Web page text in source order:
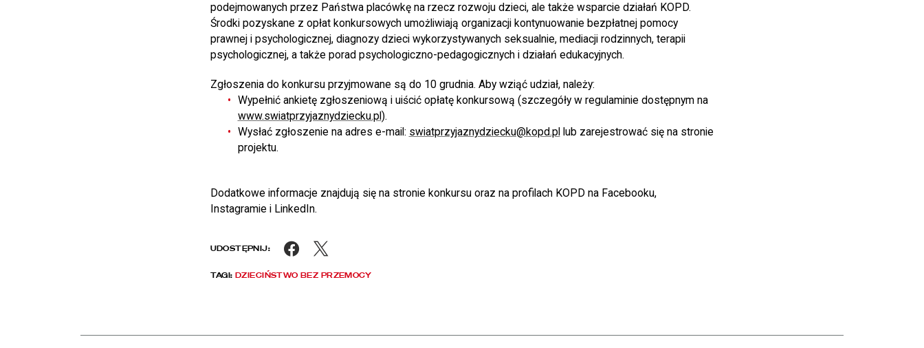
podejmowanych przez Państwa placówkę na rzecz rozwoju dzieci, ale także wsparcie działań KOPD.
Środki pozyskane z opłat konkursowych umożliwiają organizacji kontynuowanie bezpłatnej pomocy
prawnej i psychologicznej, diagnozy dzieci wykorzystywanych seksualnie, mediacji rodzinnych, terapii
psychologicznej, a także porad psychologiczno-pedagogicznych i działań edukacyjnych.
Zgłoszenia do konkursu przyjmowane są do 10 grudnia. Aby wziąć udział, należy:
Wypełnić ankietę zgłoszeniową i uiścić opłatę konkursową (szczegóły w regulaminie dostępnym na
www.swiatprzyjaznydziecku.pl ).
Wysłać zgłoszenie na adres e-mail: swiatprzyjaznydziecku@kopd.pl lub zarejestrować się na stronie
projektu.
Dodatkowe informacje znajdują się na stronie konkursu oraz na profilach KOPD na Facebooku,
Instagramie i LinkedIn.
UDOSTĘPNIJ: Facebook
TAGI:DZIECIŃSTWO BEZ PRZEMOCY